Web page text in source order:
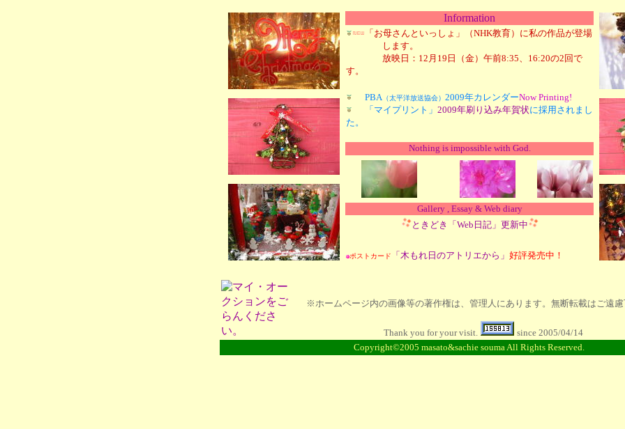
Information
「お母さんといっしょ」（NHK教育）に私の作品が登場
します。
放映日：12月19日（金）午前8:35、16:20の2回で
す。
PBA （太平洋放送協会） 2009年カレンダーNow Printing!
「マイプリント」 2009年刷り込み年賀状に採用されまし
た。
Nothing is impossible with God.
Gallery , Essay & Web diary
ときどき
「Web日記」 更新中
ポストカード 「木もれ日のアトリエから」 好評発売中！
※ホームページ内の画像等の著作権は、管理人にあります。無断転載はご遠
Thank you for your visit.
since 2005/04/14
Copyright©2005 masato&sachie souma All Rights Reserved.